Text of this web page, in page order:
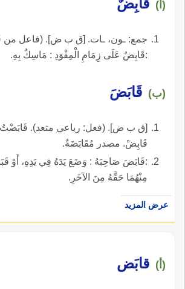
(أ)
جمع: ـون، ـات. [ق ب ض]. (فاعل من
:قَابِضٌ عَلَى زِمَامِ الْمِقْوَدِ : مَاسِكٌ بِهِ.
(ب) قَابَضَ
[ق ب ض]. (فعل: رباعي متعد).
قَابِضْ. مصدر مُقَابَضَةٌ.
:قَابَضَ صَاحِبَهُ : وَضَعَ يَدَهُ فِي يَدِهِ، أَوْ
مِنْهُمَا حَقَّهُ مِنَ الآخَرِ.
عرض المزيد
(أ) قابَض